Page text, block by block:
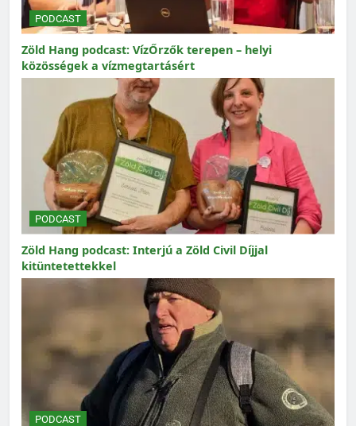
PODCAST
Zöld Hang podcast: VízŐrzők terepen – helyi
közösségek a vízmegtartásért
PODCAST
Zöld Hang podcast: Interjú a Zöld Civil Díjjal
kitüntetettekkel
PODCAST